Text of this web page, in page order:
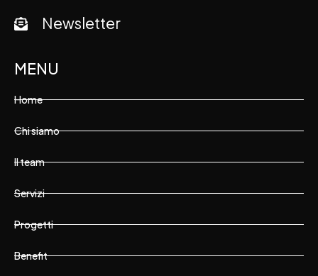
Newsletter
MENU
Home
Chi siamo
Il team
Servizi
Progetti
Benefit